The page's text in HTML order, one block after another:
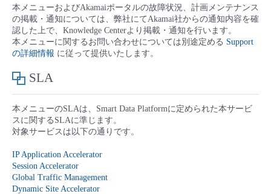
管理機能
サポート
すべてのメニューを見る
IoT
サポート
■ セットアップガイド
- 新規お申し込み方法
- 初期設定・確認
- ユーザー機能の管理
- APIリファレンス
- データと分析
- リモートワーク
- ITインフラストラクチャー
故障/メンテナンス履歴
定期メンテナンス
パートナー
販売パートナー向けプログラム
協業パートナー
本メニューおよびAkamaiポータルの故障状況、計画メンテナンス
の掲載・通知については、弊社にてAkamai社からの通知内容を確
認した上で、Knowledge Centerより掲載・通知を行います。
本メニューに関するお問い合わせについては別途定める Support
の詳細情報 に従って提供いたします。
SLA
本メニューのSLAは、Smart Data Platformに定められた本サービ
スに関するSLAに準じます。
対象サービスは以下の通りです。
IP Application Accelerator
Session Accelerator
Global Traffic Management
Dynamic Site Accelerator